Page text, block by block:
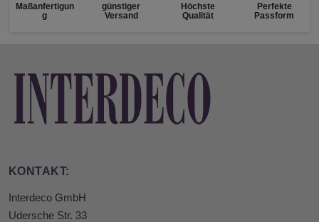
Maßanfertigun
g
günstiger
Versand
Höchste
Qualität
Perfekte
Passform
KONTAKT:
Interdeco GmbH
Udersche Str. 33